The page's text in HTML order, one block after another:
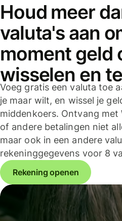
Houd meer
valuta's aan
moment geld
wisselen en
Voeg gratis een valuta toe
je maar wilt, en wissel je
middenkoers. Ontvang met
of andere betalingen niet
maar ook in een andere
rekeninggegevens voor 8
Rekening openen